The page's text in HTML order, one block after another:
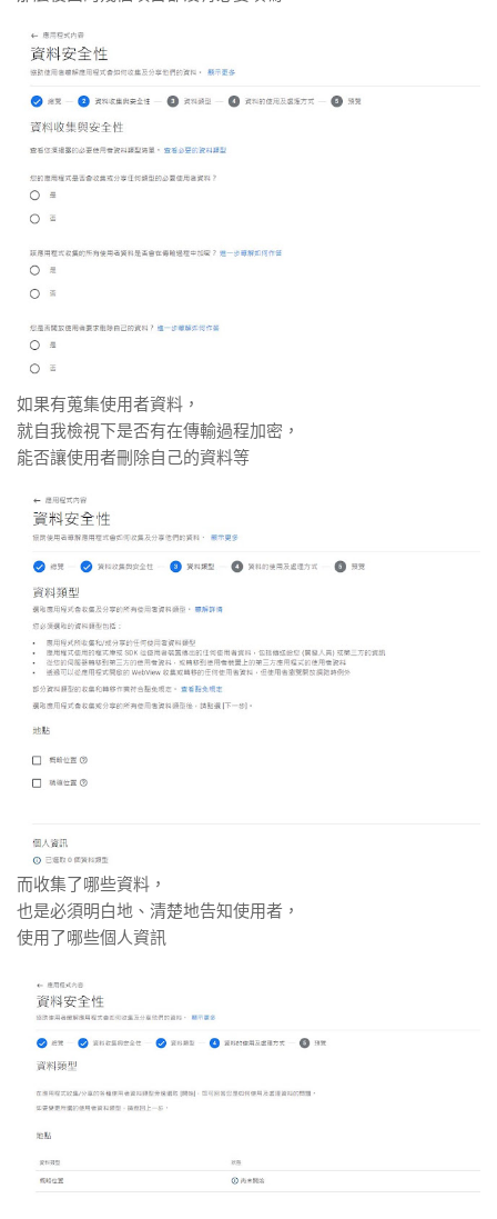
如果有蒐集使用者資料，
就自我檢視下是否有在傳輸過程加密，
能否讓使用者刪除自己的資料等
而收集了哪些資料，
也是必須明白地、清楚地告知使用者，
使用了哪些個人資訊